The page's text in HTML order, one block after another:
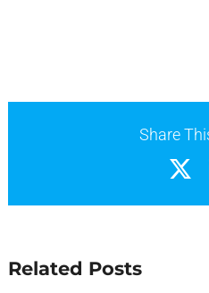
Share
Related Posts